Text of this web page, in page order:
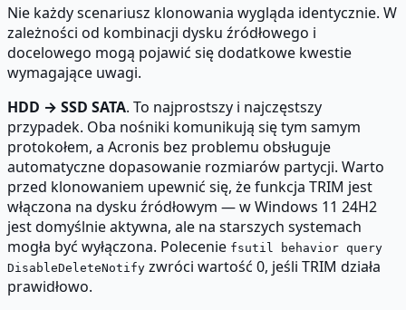
Nie każdy scenariusz klonowania wygląda identycznie. W
zależności od kombinacji dysku źródłowego i
docelowego mogą pojawić się dodatkowe kwestie
wymagające uwagi.
HDD → SSD SATA. To najprostszy i najczęstszy
przypadek. Oba nośniki komunikują się tym samym
protokołem, a Acronis bez problemu obsługuje
automatyczne dopasowanie rozmiarów partycji. Warto
przed klonowaniem upewnić się, że funkcja TRIM jest
włączona na dysku źródłowym — w Windows 11 24H2
jest domyślnie aktywna, ale na starszych systemach
mogła być wyłączona. Polecenie fsutil behavior query
DisableDeleteNotify zwróci wartość 0, jeśli TRIM działa
prawidłowo.